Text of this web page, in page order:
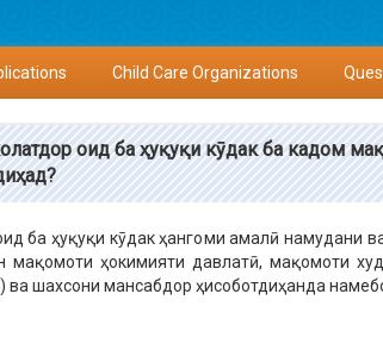
Child Care Organizations
оид ба ҳуқуқи кӯдак ба кадом
ба ҳуқуқи кӯдак ҳангоми амалӣ намудани
мақомоти ҳокимияти давлатӣ, мақомоти
ва шахсони мансабдор ҳисоботдиҳанда